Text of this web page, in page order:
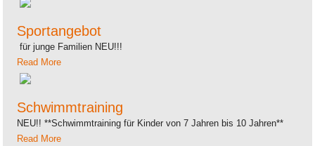
Sportangebot
für junge Familien NEU!!!
Read More
Schwimmtraining
NEU!! **Schwimmtraining für Kinder von 7 Jahren bis 10 Jahren**
Read More